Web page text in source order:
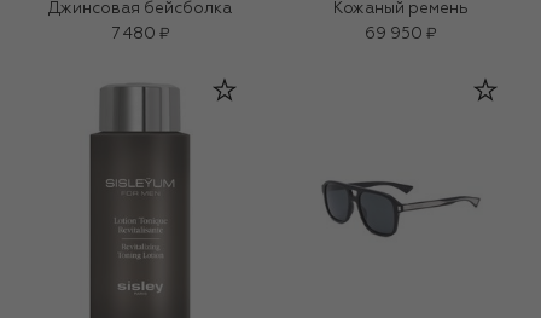
Джинсовая бейсболка
7 480 ₽
Кожаный ремень
69 950 ₽